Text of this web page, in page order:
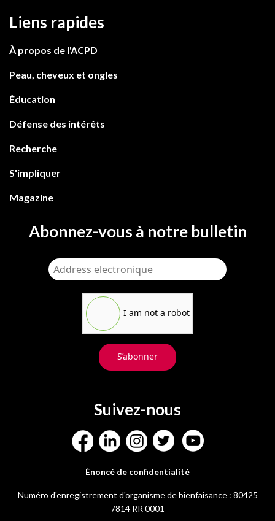
Liens rapides
À propos de l'ACPD
Peau, cheveux et ongles
Éducation
Défense des intérêts
Recherche
S'impliquer
Magazine
Abonnez-vous à notre bulletin
I am not a robot
S’abonner
Suivez-nous
Énoncé de confidentialité
Numéro d'enregistrement d'organisme de bienfaisance : 80425
7814 RR 0001